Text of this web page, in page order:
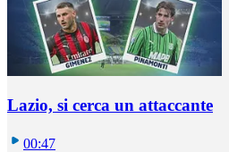
Lazio, si cerca un attaccante
00:47